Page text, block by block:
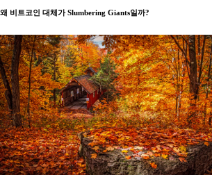
왜 비트코인 대체가 Slumbering Giants일까?